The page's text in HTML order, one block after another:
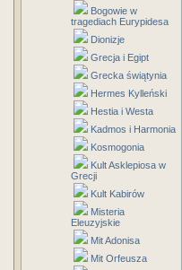
Bogowie w
tragediach Eurypidesa
Dionizje
Grecja i Egipt
Grecka świątynia
Hermes Kylleński
Hestia i Westa
Kadmos i Harmonia
Kosmogonia
Kult Asklepiosa w
Grecji
Kult Kabirów
Misteria
Eleuzyjskie
Mit Adonisa
Mit Orfeusza